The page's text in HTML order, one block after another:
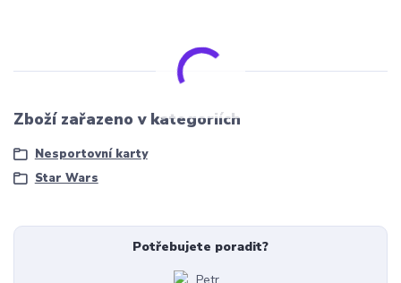
Zboží zařazeno v kategoriích
Nesportovní karty
Star Wars
Potřebujete poradit?